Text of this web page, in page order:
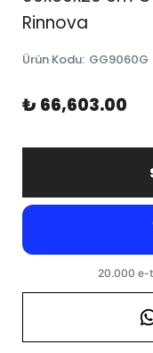
Rinnova
Ürün Kodu: GG9060G
₺ 66,603.00